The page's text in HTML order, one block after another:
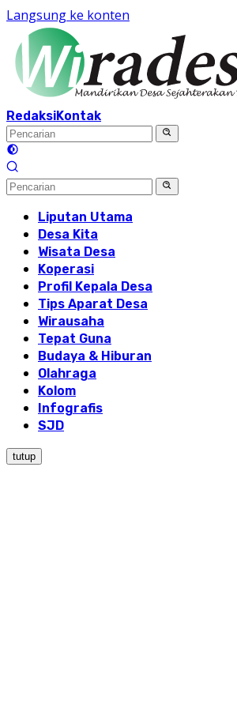
Langsung ke konten
RedaksiKontak
Liputan Utama
Desa Kita
Wisata Desa
Koperasi
Profil Kepala Desa
Tips Aparat Desa
Wirausaha
Tepat Guna
Budaya & Hiburan
Olahraga
Kolom
Infografis
SJD
tutup